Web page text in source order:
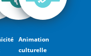
Animation
culturelle